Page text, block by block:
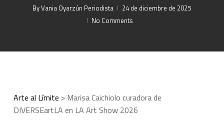
ByVania Oyarzún Periodista
24 de diciembre de 2025
No Comments
Arte al Límite > Marisa Caichiolo curadora de
DIVERSEartLA en LA Art Show 2026